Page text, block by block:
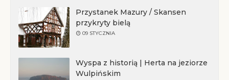
Przystanek Mazury / Skansen
przykryty bielą
09 STYCZNIA
Wyspa z historią | Herta na jeziorze
Wulpińskim